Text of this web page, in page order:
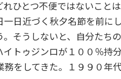
ひとつ不便ではないこと
日近づく秋夕名節を前に
そうしないと、自分たち
トゥジンロが１００％持
をしてきた。１９９０年